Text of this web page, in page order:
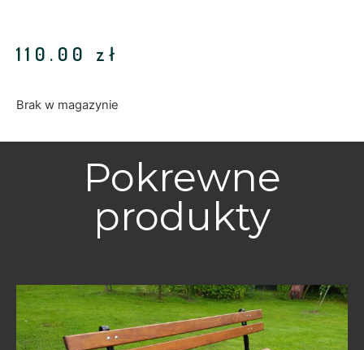
110.00 zł
Brak w magazynie
Pokrewne
produkty